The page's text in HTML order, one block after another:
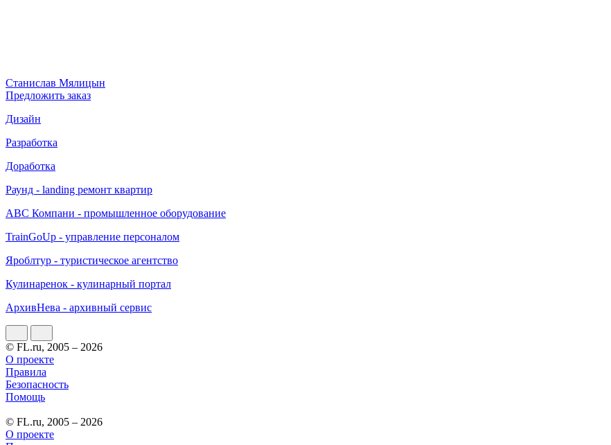
Станислав Мялицын
Предложить заказ
Дизайн
Разработка
Доработка
Раунд - landing ремонт квартир
АВС Компани - промышленное оборудование
TrainGoUp - управление персоналом
Яроблтур - туристическое агентство
Кулинаренок - кулинарный портал
АрхивНева - архивный сервис
© FL.ru, 2005 – 2026
О проекте
Правила
Безопасность
Помощь
© FL.ru, 2005 – 2026
О проекте